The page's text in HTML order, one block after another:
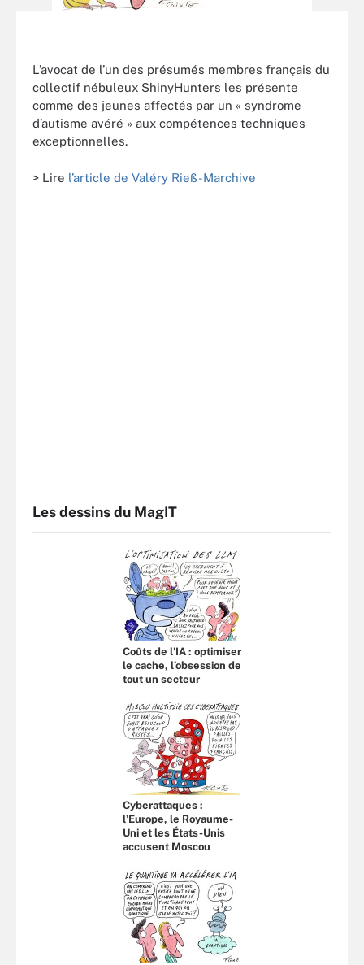
L’avocat de l’un des présumés membres français du
collectif nébuleux ShinyHunters les présente
comme des jeunes affectés par un « syndrome
d’autisme avéré » aux compétences techniques
exceptionnelles.
> Lire l’article de Valéry Rieß-Marchive
Les dessins du MagIT
Coûts de l'IA : optimiser
le cache, l’obsession de
tout un secteur
Cyberattaques :
l’Europe, le Royaume-
Uni et les États-Unis
accusent Moscou